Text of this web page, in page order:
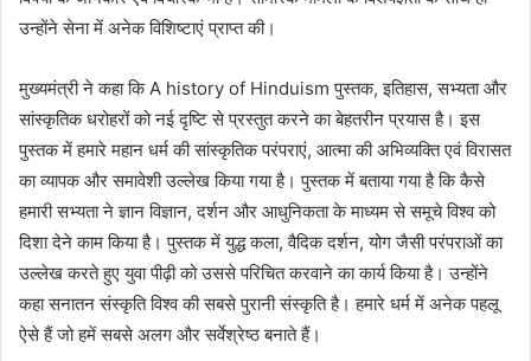
उन्होंने सेना में अनेक विशिष्टाएं प्राप्त की।
मुख्यमंत्री ने कहा कि A history of Hinduism पुस्तक, इतिहास, सभ्यता और
सांस्कृतिक धरोहरों को नई दृष्टि से प्रस्तुत करने का बेहतरीन प्रयास है। इस
पुस्तक में हमारे महान धर्म की सांस्कृतिक परंपराएं, आत्मा की अभिव्यक्ति एवं विरासत
का व्यापक और समावेशी उल्लेख किया गया है। पुस्तक में बताया गया है कि कैसे
हमारी सभ्यता ने ज्ञान विज्ञान, दर्शन और आधुनिकता के माध्यम से समूचे विश्व को
दिशा देने काम किया है। पुस्तक में युद्ध कला, वैदिक दर्शन, योग जैसी परंपराओं का
उल्लेख करते हुए युवा पीढ़ी को उससे परिचित करवाने का कार्य किया है। उन्होंने
कहा सनातन संस्कृति विश्व की सबसे पुरानी संस्कृति है। हमारे धर्म में अनेक पहलू
ऐसे हैं जो हमें सबसे अलग और सर्वेश्रेष्ठ बनाते हैं।